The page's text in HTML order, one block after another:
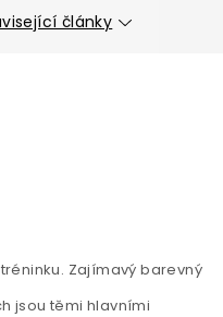
články
Zajímavý barevný
jsou těmi hlavními